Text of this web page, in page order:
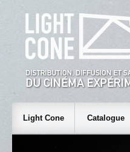
Light Cone Catalogue